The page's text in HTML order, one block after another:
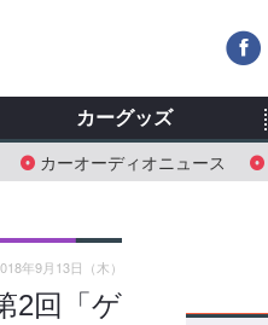
カーオーディオニュース
カーグッズ
2回「ゲ
年9月13日（木）